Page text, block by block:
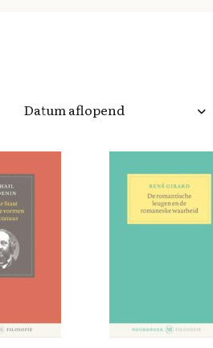
Datum aflopend